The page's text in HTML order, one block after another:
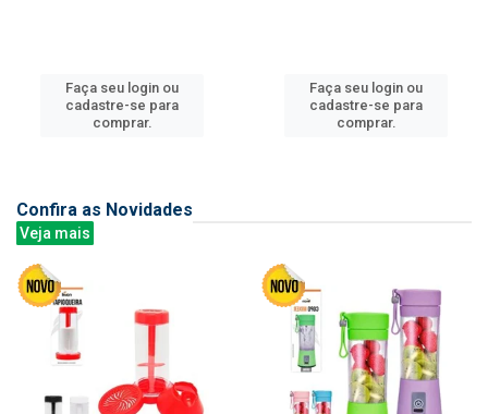
Faça seu login ou
cadastre-se para
comprar.
Faça seu login ou
cadastre-se para
comprar.
Confira as Novidades
Veja mais